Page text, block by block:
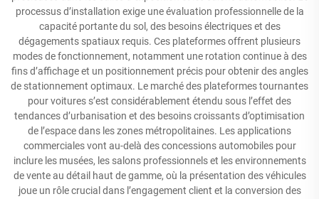
processus d’installation exige une évaluation professionnelle de la
capacité portante du sol, des besoins électriques et des
dégagements spatiaux requis. Ces plateformes offrent plusieurs
modes de fonctionnement, notamment une rotation continue à des
fins d’affichage et un positionnement précis pour obtenir des angles
de stationnement optimaux. Le marché des plateformes tournantes
pour voitures s’est considérablement étendu sous l’effet des
tendances d’urbanisation et des besoins croissants d’optimisation
de l’espace dans les zones métropolitaines. Les applications
commerciales vont au-delà des concessions automobiles pour
inclure les musées, les salons professionnels et les environnements
de vente au détail haut de gamme, où la présentation des véhicules
joue un rôle crucial dans l’engagement client et la conversion des